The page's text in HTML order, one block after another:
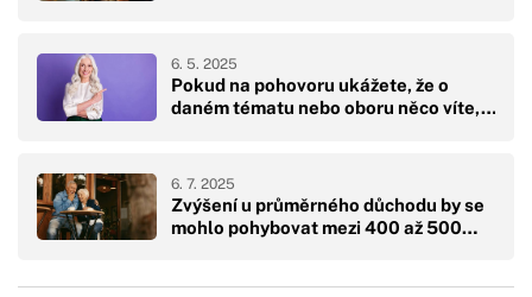
Pokud na pohovoru ukážete, že o
daném tématu nebo oboru něco víte,…
6. 5. 2025
Zvýšení u průměrného důchodu by se
mohlo pohybovat mezi 400 až 500…
6. 7. 2025